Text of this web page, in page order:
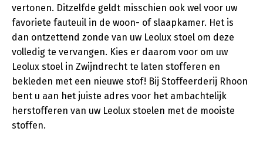
vertonen. Ditzelfde geldt misschien ook wel voor uw
favoriete fauteuil in de woon- of slaapkamer. Het is
dan ontzettend zonde van uw Leolux stoel om deze
volledig te vervangen. Kies er daarom voor om uw
Leolux stoel in Zwijndrecht te laten stofferen en
bekleden met een nieuwe stof! Bij Stoffeerderij Rhoon
bent u aan het juiste adres voor het ambachtelijk
herstofferen van uw Leolux stoelen met de mooiste
stoffen.